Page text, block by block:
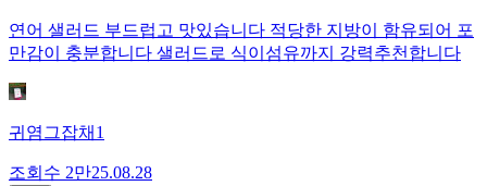
연어 샐러드 부드럽고 맛있습니다 적당한 지방이 함유되어 포
만감이 충분합니다 샐러드로 식이섬유까지 강력추천합니다
귀염그잡채1
조회수 2만25.08.28